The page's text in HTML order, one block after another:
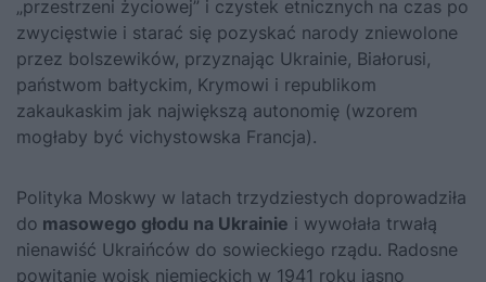
„przestrzeni życiowej” i czystek etnicznych na czas po
zwycięstwie i starać się pozyskać narody zniewolone
przez bolszewików, przyznając Ukrainie, Białorusi,
państwom bałtyckim, Krymowi i republikom
zakaukaskim jak największą autonomię (wzorem
mogłaby być vichystowska Francja).
Polityka Moskwy w latach trzydziestych doprowadziła
do masowego głodu na Ukrainie i wywołała trwałą
nienawiść Ukraińców do sowieckiego rządu. Radosne
powitanie wojsk niemieckich w 1941 roku jasno